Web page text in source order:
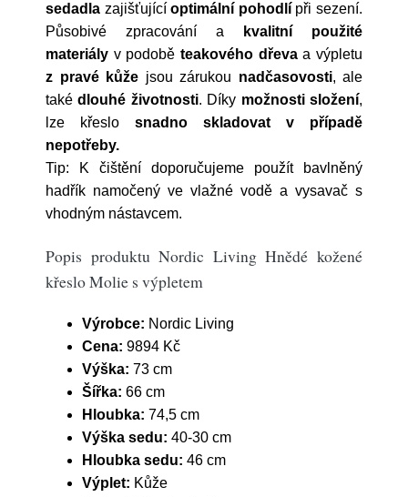
sedadla zajišťujícíoptimální pohodlípři sezení.
Působivé zpracování a
kvalitní použité
materiály v podobě teakového dřevaa výpletu
z pravé kůže jsou zárukou nadčasovosti, ale
takédlouhé životnosti. Díky možnosti složení,
lze křeslo snadno skladovat v případě
nepotřeby.
Tip: K čištění doporučujeme použít bavlněný
hadřík namočený ve vlažné vodě a vysavač s
vhodným nástavcem.
Popis produktu Nordic Living Hnědé kožené
křeslo Molie s výpletem
Výrobce: Nordic Living
Cena: 9894 Kč
Výška: 73 cm
Šířka: 66 cm
Hloubka: 74,5 cm
Výška sedu: 40-30 cm
Hloubka sedu: 46 cm
Výplet: Kůže